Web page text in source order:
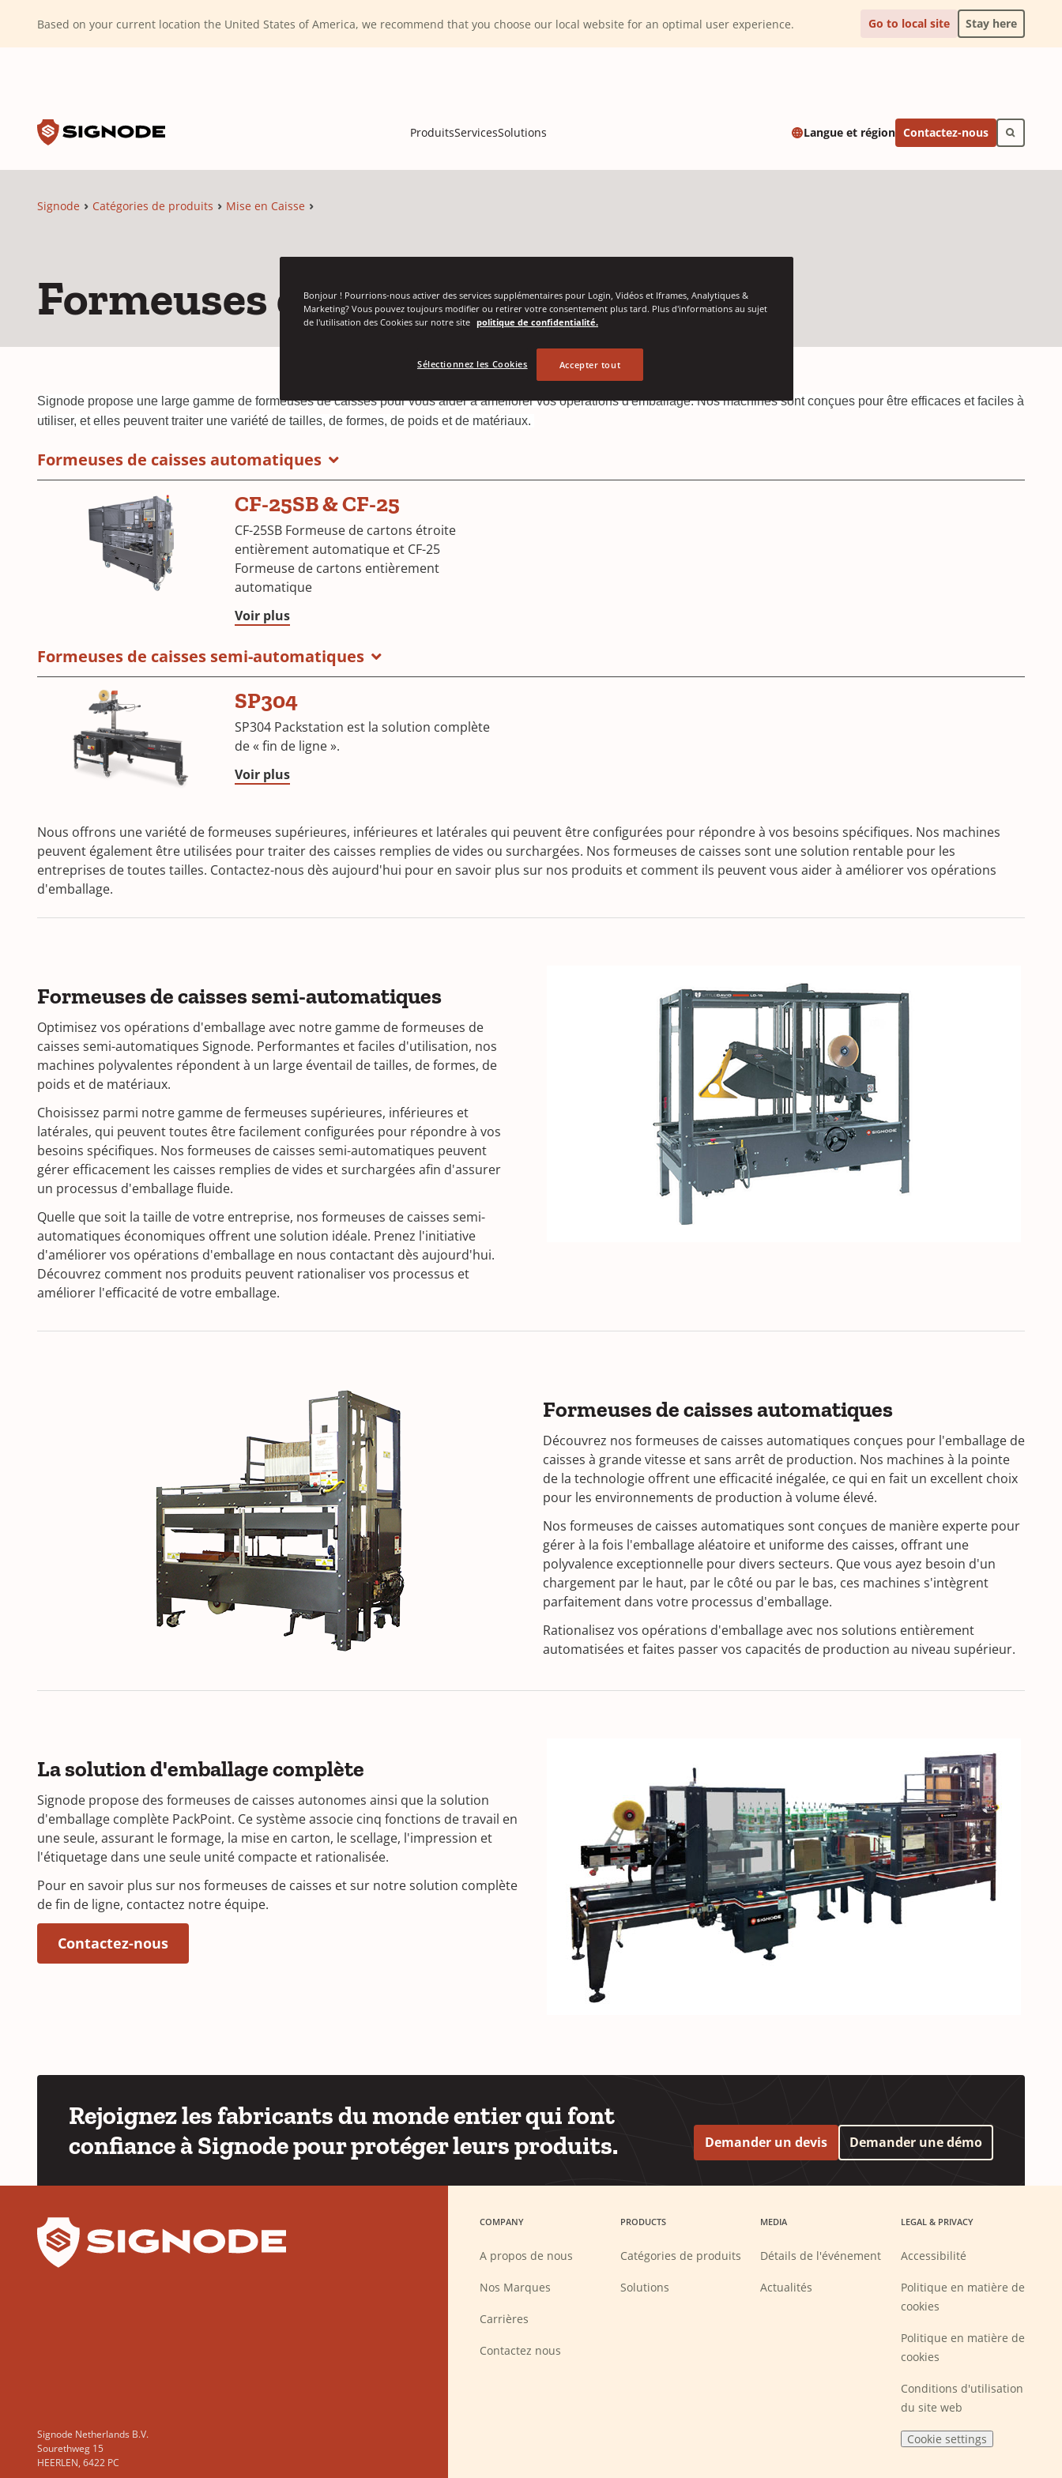
Based on your current location the United States of America, we recommend that you choose our local website for an optimal user experience. Go to local site Stay here
ProduitsServicesSolutions Langue et région Contactez-nous
Signode Catégories de produits Mise en Caisse
Formeuses de caisses
Signode propose une large gamme de formeuses de caisses pour vous aider à améliorer vos opérations d'emballage. Nos machines sont conçues pour être efficaces et faciles à
utiliser, et elles peuvent traiter une variété de tailles, de formes, de poids et de matériaux.
Formeuses de caisses automatiques
CF-25SB & CF-25
CF-25SB Formeuse de cartons étroite
entièrement automatique et CF-25
Formeuse de cartons entièrement
automatique
Voir plus
Formeuses de caisses semi-automatiques
SP304
SP304 Packstation est la solution complète
de « fin de ligne ».
Voir plus
Nous offrons une variété de formeuses supérieures, inférieures et latérales qui peuvent être configurées pour répondre à vos besoins spécifiques. Nos machines
peuvent également être utilisées pour traiter des caisses remplies de vides ou surchargées. Nos formeuses de caisses sont une solution rentable pour les
entreprises de toutes tailles. Contactez-nous dès aujourd'hui pour en savoir plus sur nos produits et comment ils peuvent vous aider à améliorer vos opérations
d'emballage.
Formeuses de caisses semi-automatiques
Optimisez vos opérations d'emballage avec notre gamme de formeuses de
caisses semi-automatiques Signode. Performantes et faciles d'utilisation, nos
machines polyvalentes répondent à un large éventail de tailles, de formes, de
poids et de matériaux.
Choisissez parmi notre gamme de fermeuses supérieures, inférieures et
latérales, qui peuvent toutes être facilement configurées pour répondre à vos
besoins spécifiques. Nos formeuses de caisses semi-automatiques peuvent
gérer efficacement les caisses remplies de vides et surchargées afin d'assurer
un processus d'emballage fluide.
Quelle que soit la taille de votre entreprise, nos formeuses de caisses semi-
automatiques économiques offrent une solution idéale. Prenez l'initiative
d'améliorer vos opérations d'emballage en nous contactant dès aujourd'hui.
Découvrez comment nos produits peuvent rationaliser vos processus et
améliorer l'efficacité de votre emballage.
Formeuses de caisses automatiques
Découvrez nos formeuses de caisses automatiques conçues pour l'emballage de
caisses à grande vitesse et sans arrêt de production. Nos machines à la pointe
de la technologie offrent une efficacité inégalée, ce qui en fait un excellent choix
pour les environnements de production à volume élevé.
Nos formeuses de caisses automatiques sont conçues de manière experte pour
gérer à la fois l'emballage aléatoire et uniforme des caisses, offrant une
polyvalence exceptionnelle pour divers secteurs. Que vous ayez besoin d'un
chargement par le haut, par le côté ou par le bas, ces machines s'intègrent
parfaitement dans votre processus d'emballage.
Rationalisez vos opérations d'emballage avec nos solutions entièrement
automatisées et faites passer vos capacités de production au niveau supérieur.
La solution d'emballage complète
Signode propose des formeuses de caisses autonomes ainsi que la solution
d'emballage complète PackPoint. Ce système associe cinq fonctions de travail en
une seule, assurant le formage, la mise en carton, le scellage, l'impression et
l'étiquetage dans une seule unité compacte et rationalisée.
Pour en savoir plus sur nos formeuses de caisses et sur notre solution complète
de fin de ligne, contactez notre équipe.
Contactez-nous(Opens in a new window)
Rejoignez les fabricants du monde entier qui font
confiance à Signode pour protéger leurs produits.
Demander un devis Demander une démo
Signode Netherlands B.V.
Sourethweg 15
HEERLEN, 6422 PC
COMPANY
A propos de nous
Nos Marques
Carrières
new
Contactez nous
PRODUCTS
Catégories de produits
Solutions
MEDIA
Détails de l'événement
Actualités
LEGAL & PRIVACY
Accessibilité
Politique en matière de
cookies
Politique en matière de
cookies
Conditions d'utilisation
du site web
Cookie settings
Bonjour ! Pourrions-nous activer des services supplémentaires pour Login, Vidéos et Iframes, Analytiques &
Marketing? Vous pouvez toujours modifier ou retirer votre consentement plus tard. Plus d'informations au sujet
de l'utilisation des Cookies sur notre site politique de confidentialité.
Sélectionnez les Cookies Accepter tout